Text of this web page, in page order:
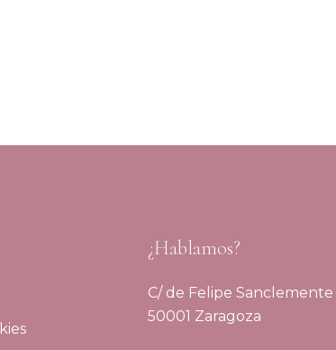
¿Hablamos?
C/ de Felipe Sanclemente
50001 Zaragoza